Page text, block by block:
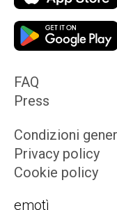
FAQ
Press
Condizioni
Privacy policy
Cookie policy
emotì